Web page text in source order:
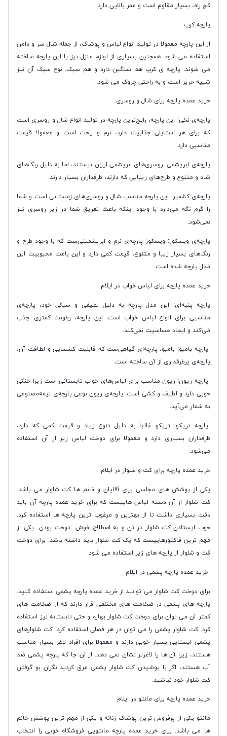
کج راه، بسیار مقاوم است و عمر بالایی دارد.
پارچه کرپ
از این پارچه معمولا در تولید انواع لباس و پوشاک، از جمله شال سر و دامن
استفاده می‌ شود. همچنین بسیاری از لوازم منزل نیز با این پارچه ساخته
می ‌شوند. پارچه ‌ی کرپ هم سنگین دارد و هم سبک. نوع سبک آن نیز
شبیه حریر است و به راحتی چروک می ‌شود.
خرید عمده پارچه برای شال و روسری
پارچه‌ی نخی: این پارچه، رایج‌ترین پارچه در تولید انواع شال و روسری است
که برای هر استایلی جذابیت دارد، نرم و راحت است و معمولا قیمت
مناسبی دارد.
پارچه‌ی ابریشمی: روسری‌های ابریشمی ارزان نیستند، اما به دلیل رنگ‌های
شاد و متنوع و طرح‌های زیبایی که دارند، طرفداران بسیار دارند.
پارچه‌ی کشمیر: این پارچه مناسب شال و روسری‌های زمستانی است و شما
را گرم نگه می‌دارد با وجود اینکه باعث تعریق شما در زیر روسری نیز
نمی‌شود.
پارچه‌ی ویسکوز: ویسکوز پارچه‌ی نرم و ابریشمینی‌ست که با وجود طرح و
رنگ‌های بسیار زیبا و متنوع، قیمت کمی دارد و این باعث محبوبیت این
مدل پارچه شده است.
خرید عمده پارچه برای لباس خواب در ایلام
پارچه پنبه‌ای: این مدل پارچه به دلیل لطیفی و سبکی خود، پارچه‌ی
مناسبی برای انواع لباس خواب است. این پارچه،‌ رطوبت کمتری جذب
می‌کند و ایجاد حساسیت نمی‌کند.
پارچه بامبو: بامبو، پارچه‌ای گیاهی‌ست که قابلیت کشسایی و لطافت آن،
پارچه‌ی پرطرفداری از آن ساخته است.
پارچه ریون: ریون مناسب برای لباس‌های خواب تابستانی است زیرا خنکی
خوبی دارد و لطیف و کشی است. پارچه‌ی ریون نوعی پارچه‌ی نیمه‌مصنوعی
به شمار می‌آید.
پارچه تریکو: تریکو غالبا به دلیل تنوع زیاد و قیمت کمی که دارد،‌
طرفداران بسیاری دارد و معمولا برای دوخت لباس زیر از آن‌ استفاده
می‌شود.
خرید عمده پارچه برای کت و شلوار در ایلام
یکی از پوشش های مجلسی برای آقایان و خانم ها کت شلوار می باشد.
کت شلوار از آن دسته لباس هاییست که برای خرید عمده پارچه آن باید
دقت بسیاری داشت تا از بهترین و مرغوب ترین پارچه ها استفاده کرد.
خوب ایستادن کت شلوار در تن و به اصطلاح خوش دوخت بودن یکی از
مهم ترین فاکتورهاییست که یک کت شلوار باید داشته باشد. برای دوخت
کت و شلوار از پارچه های زیر استفاده می شود:
خرید عمده پارچه پشمی در ایلام
برای دوخت کت شلوار می توانید از خرید عمده پارچه پشمی استفاده کنید.
پارچه های پشمی در ضخامت های مختلفی قرار دارند که از ضخامت های
کمتر آن می توان برای دوخت کت شلوار بهاره و حتی تابستانه نیز استفاده
کرد. کت شلوار پشمی را می توان در هر فصلی استفاده کرد. کت شلوارهای
پشمی ایستایی بسیار خوبی دارند و معمولا برای افراد لاغر بسیار مناسب
هستند، زیرا آن ها را لاغرتر نشان نمی دهد. از آن جا که پارچه پشمی ضد
آب هستند، اگر با پوشیدن کت شلوار پشمی عرق کردید نگران بو گرفتن
کت شلوار خود نباشید.
خرید عمده پارچه برای مانتو در ایلام
مانتو یکی از پرفروش ترین پوشاک زنانه و یکی از مهم ترین پوشش خانم
ها می باشد. برای خرید عمده پارچه مانتویی فروشگاه خوبی را انتخاب